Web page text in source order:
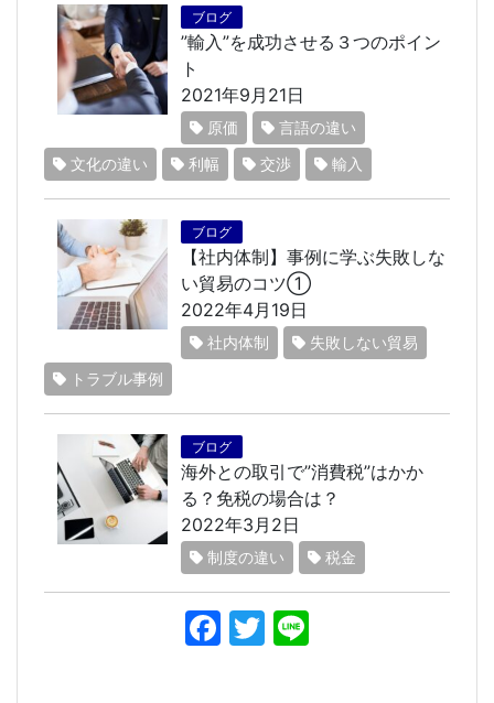
ブログ
”輸入”を成功させる３つのポイン
ト
2021年9月21日
原価
言語の違い
文化の違い
利幅 交渉 輸入
ブログ
【社内体制】事例に学ぶ失敗しな
い貿易のコツ①
2022年4月19日
社内体制
失敗しない貿易
トラブル事例
ブログ
海外との取引で”消費税”はかか
る？免税の場合は？
2022年3月2日
制度の違い 税金
F T